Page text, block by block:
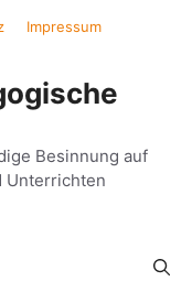
Impressum
Besinnung auf
Unterrichten